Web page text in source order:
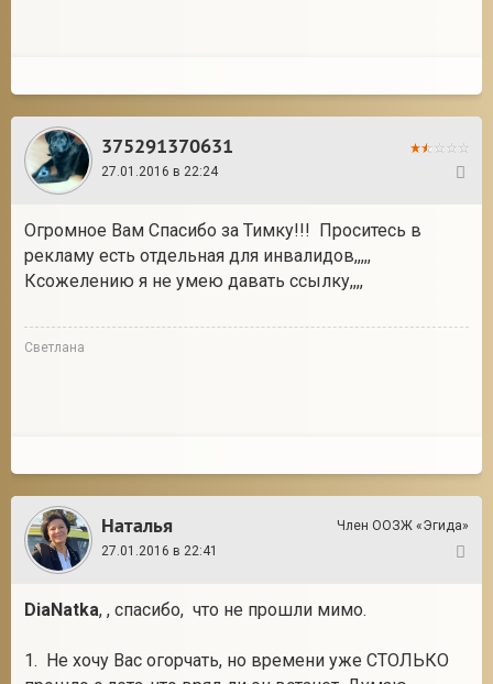
375291370631
27.01.2016 в 22:24
Огромное Вам Спасибо за Тимку!!! Проситесь в
рекламу есть отдельная для инвалидов,,,,,
Ксожелению я не умею давать ссылку,,,,
Светлана
Наталья
Член ООЗЖ «Эгида»
27.01.2016 в 22:41
DiaNatka, , спасибо, что не прошли мимо.
1. Не хочу Вас огорчать, но времени уже СТОЛЬКО